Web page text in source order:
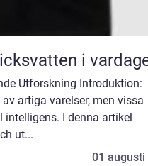
i
Utforskning Introduktion:
artiga varelser, men vissa
I denna artikel
ut...
01 augusti